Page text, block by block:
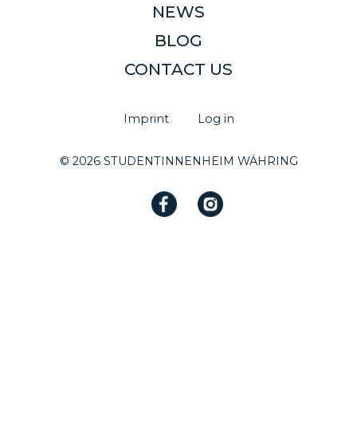
NEWS
BLOG
CONTACT US
Imprint Log in
© 2026 STUDENTINNENHEIM WÄHRING